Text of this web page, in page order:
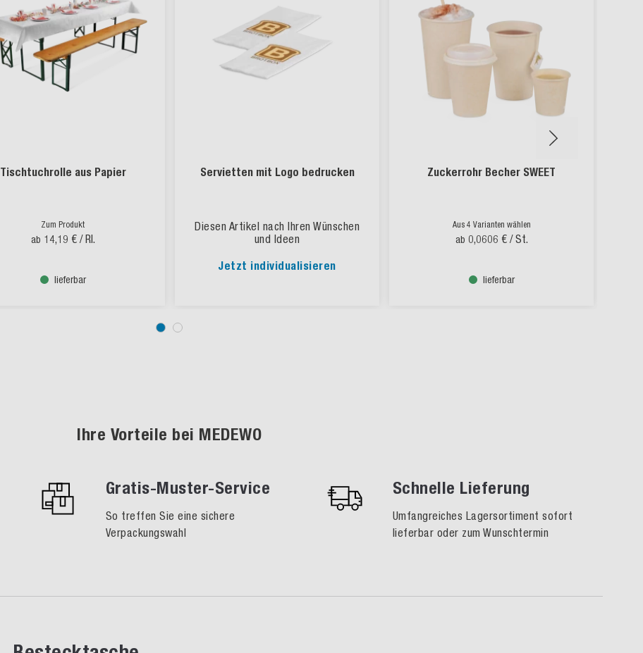
Tischtuchrolle aus Papier
Zum Produkt
ab 14,19 € / Rl.
lieferbar
Servietten mit Logo bedrucken
Diesen Artikel nach Ihren Wünschen
und Ideen
Jetzt individualisieren
Zuckerrohr Becher SWEET
Aus 4 Varianten wählen
ab 0,0606 € / St.
lieferbar
Ihre Vorteile bei MEDEWO
Gratis-Muster-Service
So treffen Sie eine sichere
Verpackungswahl
Schnelle Lieferung
Umfangreiches Lagersortiment sofort
lieferbar oder zum Wunschtermin